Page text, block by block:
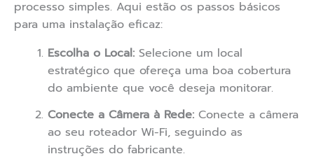
processo simples. Aqui estão os passos básicos
para uma instalação eficaz:
Escolha o Local: Selecione um local
estratégico que ofereça uma boa cobertura
do ambiente que você deseja monitorar.
Conecte a Câmera à Rede: Conecte a câmera
ao seu roteador Wi-Fi, seguindo as
instruções do fabricante.